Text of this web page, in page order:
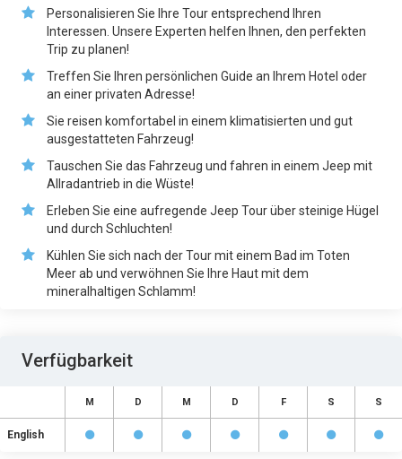
Personalisieren Sie Ihre Tour entsprechend Ihren
Interessen. Unsere Experten helfen Ihnen, den perfekten
Trip zu planen!
Treffen Sie Ihren persönlichen Guide an Ihrem Hotel oder
an einer privaten Adresse!
Sie reisen komfortabel in einem klimatisierten und gut
ausgestatteten Fahrzeug!
Tauschen Sie das Fahrzeug und fahren in einem Jeep mit
Allradantrieb in die Wüste!
Erleben Sie eine aufregende Jeep Tour über steinige Hügel
und durch Schluchten!
Kühlen Sie sich nach der Tour mit einem Bad im Toten
Meer ab und verwöhnen Sie Ihre Haut mit dem
mineralhaltigen Schlamm!
Verfügbarkeit
M D M D F S S
English